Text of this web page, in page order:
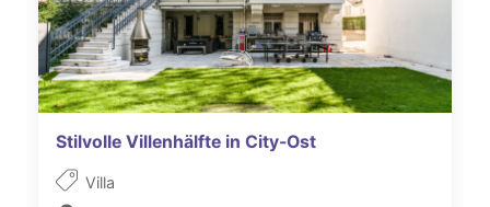
Stilvolle Villenhälfte in City-Ost
Villa